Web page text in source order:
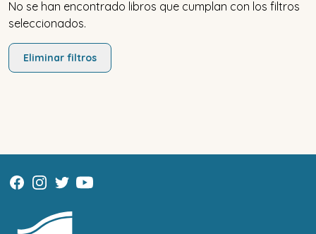
No se han encontrado libros que cumplan con los filtros
seleccionados.
Eliminar filtros